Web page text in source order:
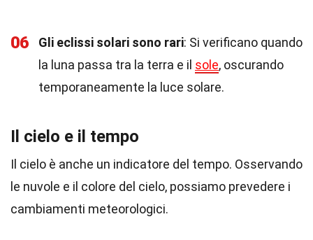
06 Gli eclissi solari sono rari: Si verificano quando
la luna passa tra la terra e il sole, oscurando
temporaneamente la luce solare.
Il cielo e il tempo
Il cielo è anche un indicatore del tempo. Osservando
le nuvole e il colore del cielo, possiamo prevedere i
cambiamenti meteorologici.